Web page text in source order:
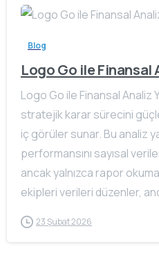
Blog
Logo Go ile Finansal
Logo Go ile Finansal Analiz
stratejik karar sürecini
iç görüler sunar. Bu analiz
performansını sayısal
ancak yalnızca rapor
ekipleri verileri düzenler,
23 Şubat 2026